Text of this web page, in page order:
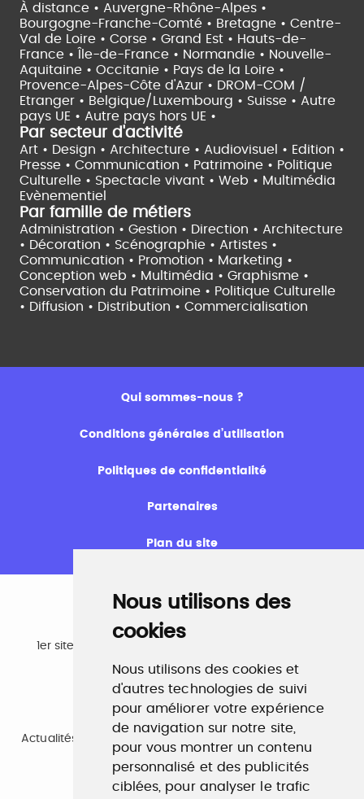
Nous utilisons des
cookies
Nous utilisons des cookies et
d'autres technologies de suivi
pour améliorer votre expérience
de navigation sur notre site,
pour vous montrer un contenu
personnalisé et des publicités
ciblées, pour analyser le trafic
À distance • Auvergne-Rhône-Alpes •
Bourgogne-Franche-Comté • Bretagne • Centre-
Val de Loire • Corse • Grand Est • Hauts-de-
France • Île-de-France • Normandie • Nouvelle-
Aquitaine • Occitanie • Pays de la Loire •
Provence-Alpes-Côte d'Azur • DROM-COM /
Etranger • Belgique/Luxembourg • Suisse • Autre
pays UE • Autre pays hors UE •
Par secteur d'activité
Art • Design • Architecture • Audiovisuel • Edition •
Presse • Communication • Patrimoine • Politique
Culturelle • Spectacle vivant • Web • Multimédia
Evènementiel
Par famille de métiers
Administration • Gestion • Direction • Architecture
• Décoration • Scénographie • Artistes •
Communication • Promotion • Marketing •
Conception web • Multimédia • Graphisme •
Conservation du Patrimoine • Politique Culturelle
• Diffusion • Distribution • Commercialisation
Qui sommes-nous ?
Conditions générales d’utilisation
Politiques de confidentialité
Partenaires
Plan du site
Emploi
1er site emploi du secteur culturel 784.000 visites et
www.profilculture.com
Formation
Actualités, guide et annuaire des formations aux métiers
de la culture.
www.profilculture-formation.com